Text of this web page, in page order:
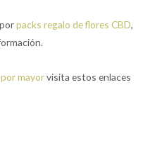
packs regalo de flores CBD,
mayorvisita estos enlaces